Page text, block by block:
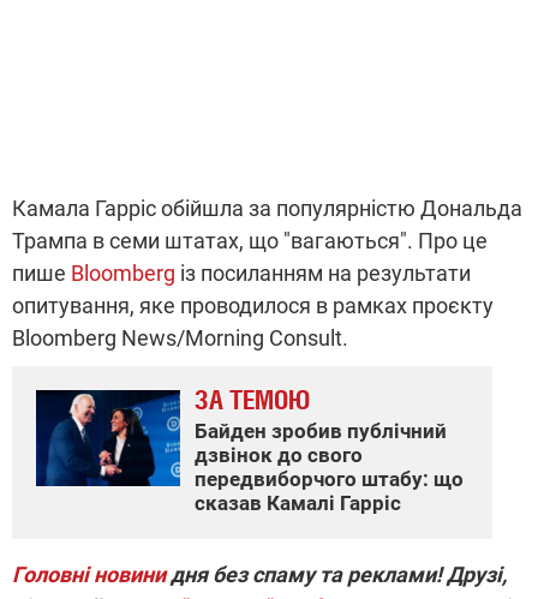
Камала Гарріс обійшла за популярністю Дональда
Трампа в семи штатах, що "вагаються". Про це
пише Bloomberg із посиланням на результати
опитування, яке проводилося в рамках проєкту
Bloomberg News/Morning Consult.
ЗА ТЕМОЮ
Байден зробив публічний
дзвінок до свого
передвиборчого штабу: що
сказав Камалі Гарріс
Головні новинидня без спаму та реклами! Друзі,